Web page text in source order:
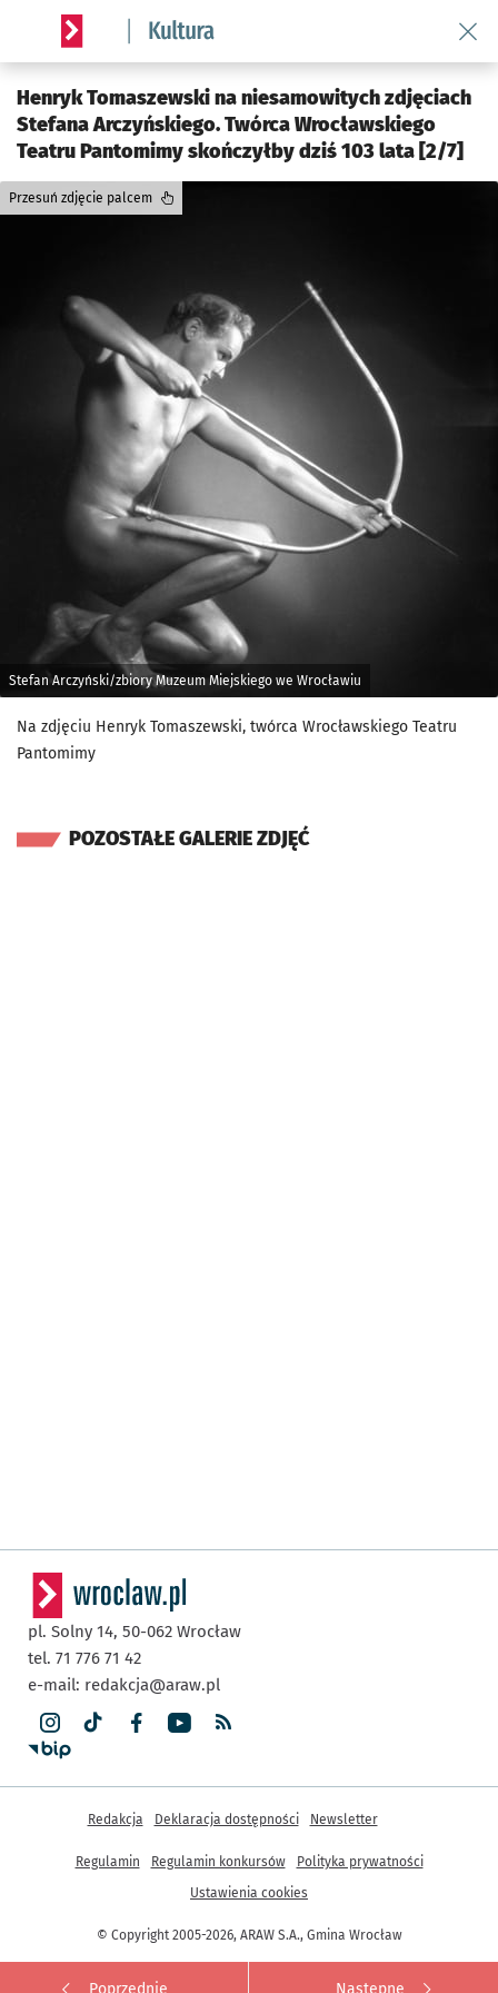
Serwis informacyjny wroclaw.pl podserwis: Kultura
Henryk Tomaszewski na niesamowitych zdjęciach
Stefana Arczyńskiego. Twórca Wrocławskiego
Teatru Pantomimy skończyłby dziś 103 lata [2/7]
Stefan Arczyński/zbiory Muzeum Miejskiego we Wrocławiu
Przesuń zdjęcie palcem
Poprzednie Następne
Na zdjęciu Henryk Tomaszewski, twórca Wrocławskiego Teatru
Pantomimy
POZOSTAŁE GALERIE ZDJĘĆ
pl. Solny 14, 50-062 Wrocław
tel. 71 776 71 42
e-mail: redakcja@araw.pl
© Copyright 2005-2026, ARAW S.A., Gmina Wrocław
Inne informacje
Redakcja Deklaracja dostępności Newsletter
Regulamin Regulamin konkursów
Polityka prywatności
Ustawienia cookies